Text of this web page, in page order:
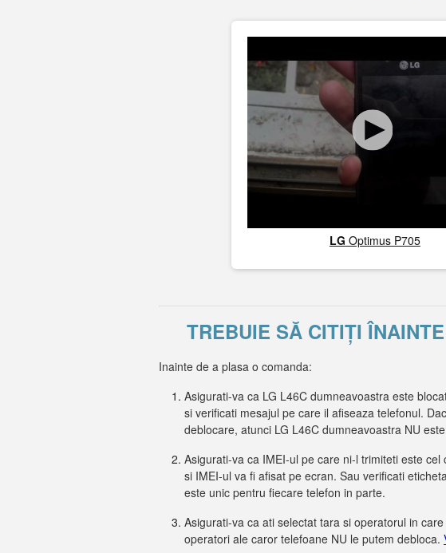
LG Optimus P705
TREBUIE SĂ CITIȚI
Inainte de a plasa o comanda:
Asigurati-va ca LG L46C dumneavoastra este
si verificati mesajul pe care il afiseaza telefonul.
deblocare, atunci LG L46C dumneavoastra NU
Asigurati-va ca IMEI-ul pe care ni-l trimiteti este
si IMEI-ul va fi afisat pe ecran. Sau verificati
este unic pentru fiecare telefon in parte.
Asigurati-va ca ati selectat tara si operatorul in
operatori ale caror telefoane NU le putem debloca.